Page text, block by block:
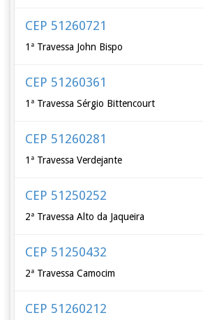
CEP 51260721
1ª Travessa John Bispo
CEP 51260361
1ª Travessa Sérgio Bittencourt
CEP 51260281
1ª Travessa Verdejante
CEP 51250252
2ª Travessa Alto da Jaqueira
CEP 51250432
2ª Travessa Camocim
CEP 51260212